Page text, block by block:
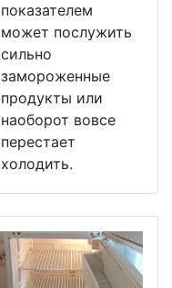
показателем
может послужить
сильно
замороженные
продукты или
наоборот вовсе
перестает
холодить.